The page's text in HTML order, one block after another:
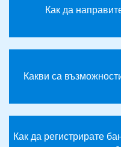
БИЗНЕС
Как да
Какви са
Как да регистрирате